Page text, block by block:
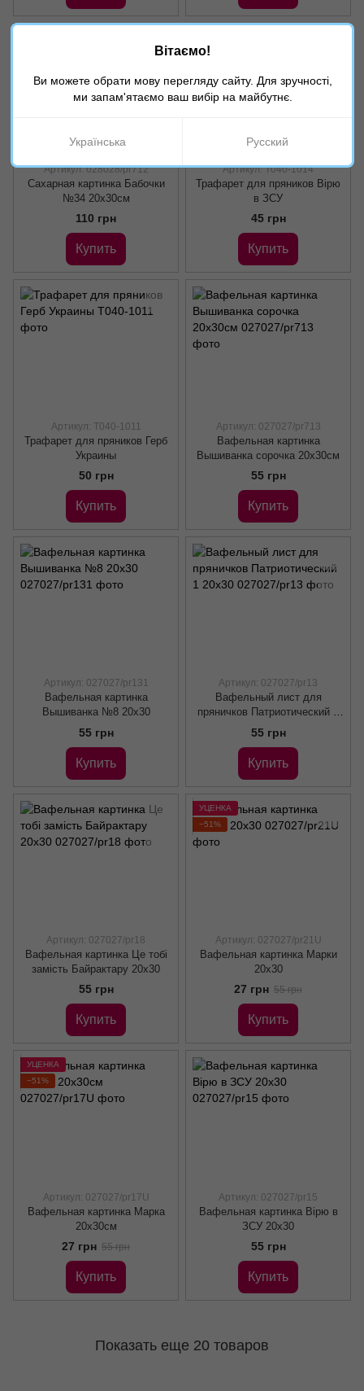
Артикул: 028028/pr712
Сахарная картинка Бабочки
№34 20x30см
110 грн
Купить
Артикул: Т040-1014
Трафарет для пряников Вірю
в ЗСУ
45 грн
Купить
Артикул: Т040-1011
Трафарет для пряников Герб
Украины
50 грн
Купить
Артикул: 027027/pr713
Вафельная картинка
Вышиванка сорочка 20х30см
55 грн
Купить
Артикул: 027027/pr131
Вафельная картинка
Вышиванка №8 20х30
55 грн
Купить
Артикул: 027027/pr13
Вафельный лист для
пряничков Патриотический 1
20х30
55 грн
Купить
Артикул: 027027/pr18
Вафельная картинка Це тобі
замість Байрактару 20х30
55 грн
Купить
УЦЕНКА
−51%
Артикул: 027027/pr21U
Вафельная картинка Марки
20х30
27 грн 55 грн
Купить
УЦЕНКА
−51%
Артикул: 027027/pr17U
Вафельная картинка Марка
20х30см
27 грн 55 грн
Купить
Артикул: 027027/pr15
Вафельная картинка Вірю в
ЗСУ 20х30
55 грн
Купить
Показать еще 20 товаров
Вітаємо!
Ви можете обрати мову перегляду сайту. Для зручності,
ми запам'ятаємо ваш вибір на майбутнє.
Українська Русский